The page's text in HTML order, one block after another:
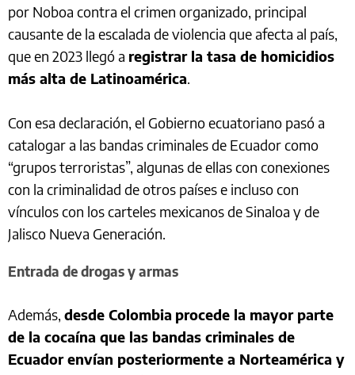
por Noboa contra el crimen organizado, principal
causante de la escalada de violencia que afecta al país,
que en 2023 llegó a registrar la tasa de homicidios
más alta de Latinoamérica.
Con esa declaración, el Gobierno ecuatoriano pasó a
catalogar a las bandas criminales de Ecuador como
“grupos terroristas”, algunas de ellas con conexiones
con la criminalidad de otros países e incluso con
vínculos con los carteles mexicanos de Sinaloa y de
Jalisco Nueva Generación.
Entrada de drogas y armas
Además, desde Colombia procede la mayor parte
de la cocaína que las bandas criminales de
Ecuador envían posteriormente a Norteamérica y